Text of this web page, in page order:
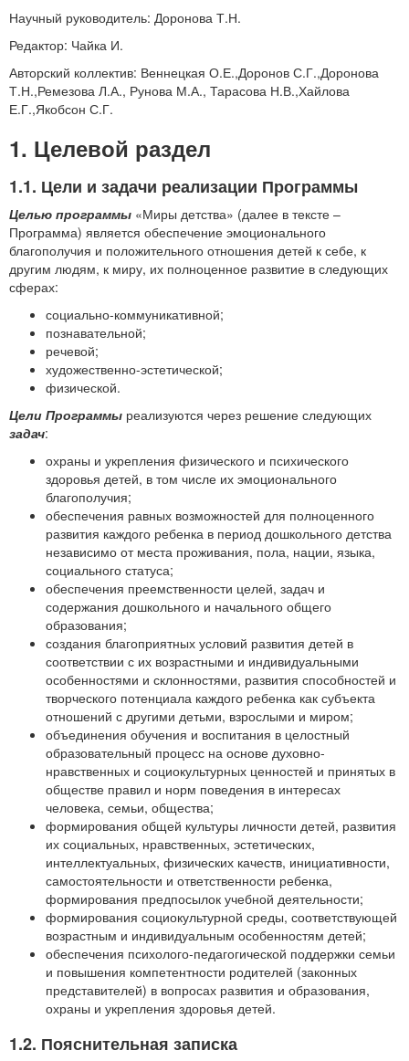
Научный руководитель: Доронова Т.Н.
Редактор: Чайка И.
Авторский коллектив: Веннецкая О.Е.,Доронов С.Г.,Доронова
Т.Н.,Ремезова Л.А., Рунова М.А., Тарасова Н.В.,Хайлова
Е.Г.,Якобсон С.Г.
1. Целевой раздел
1.1. Цели и задачи реализации Программы
Целью программы «Миры детства» (далее в тексте –
Программа) является обеспечение эмоционального
благополучия и положительного отношения детей к себе, к
другим людям, к миру, их полноценное развитие в следующих
сферах:
социально-коммуникативной;
познавательной;
речевой;
художественно-эстетической;
физической.
Цели Программы реализуются через решение следующих
задач:
охраны и укрепления физического и психического
здоровья детей, в том числе их эмоционального
благополучия;
обеспечения равных возможностей для полноценного
развития каждого ребенка в период дошкольного детства
независимо от места проживания, пола, нации, языка,
социального статуса;
обеспечения преемственности целей, задач и
содержания дошкольного и начального общего
образования;
создания благоприятных условий развития детей в
соответствии с их возрастными и индивидуальными
особенностями и склонностями, развития способностей и
творческого потенциала каждого ребенка как субъекта
отношений с другими детьми, взрослыми и миром;
объединения обучения и воспитания в целостный
образовательный процесс на основе духовно-
нравственных и социокультурных ценностей и принятых в
обществе правил и норм поведения в интересах
человека, семьи, общества;
формирования общей культуры личности детей, развития
их социальных, нравственных, эстетических,
интеллектуальных, физических качеств, инициативности,
самостоятельности и ответственности ребенка,
формирования предпосылок учебной деятельности;
формирования социокультурной среды, соответствующей
возрастным и индивидуальным особенностям детей;
обеспечения психолого-педагогической поддержки семьи
и повышения компетентности родителей (законных
представителей) в вопросах развития и образования,
охраны и укрепления здоровья детей.
1.2. Пояснительная записка